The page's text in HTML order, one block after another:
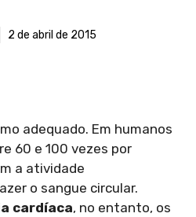
2 de abril de 2015
adequado. Em humanos
60 e 100 vezes por
a atividade
o sangue circular.
cardíaca, no entanto, os